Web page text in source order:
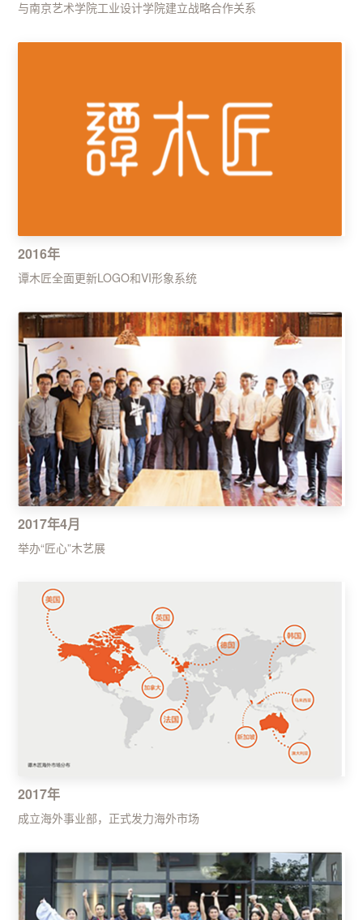
与南京艺术学院工业设计学院建立战略合作关系
2016年
谭木匠全面更新LOGO和VI形象系统
2017年4月
举办“匠心”木艺展
2017年
成立海外事业部，正式发力海外市场